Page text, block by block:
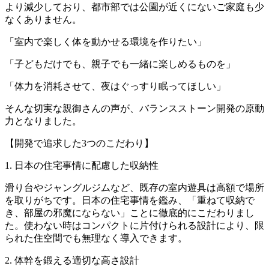
より減少しており、都市部では公園が近くにないご家庭も少
なくありません。
「室内で楽しく体を動かせる環境を作りたい」
「子どもだけでも、親子でも一緒に楽しめるものを」
「体力を消耗させて、夜はぐっすり眠ってほしい」
そんな切実な親御さんの声が、バランスストーン開発の原動
力となりました。
【開発で追求した3つのこだわり】
1. 日本の住宅事情に配慮した収納性
滑り台やジャングルジムなど、既存の室内遊具は高額で場所
を取りがちです。日本の住宅事情を鑑み、「重ねて収納で
き、部屋の邪魔にならない」ことに徹底的にこだわりまし
た。使わない時はコンパクトに片付けられる設計により、限
られた住空間でも無理なく導入できます。
2. 体幹を鍛える適切な高さ設計